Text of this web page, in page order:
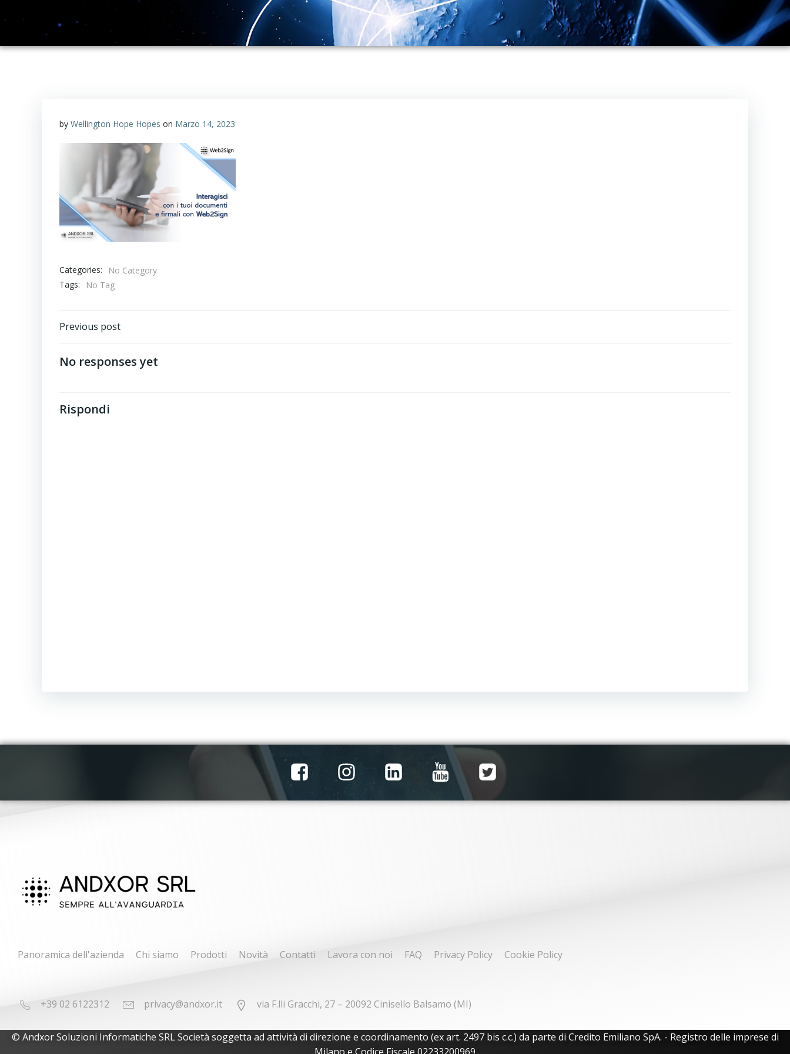
by Wellington Hope Hopes on Marzo 14, 2023
Categories:
No Category
Tags:
No Tag
Post
navigation
Previous post
No responses yet
Rispondi
Panoramica dell'azienda Chi siamo Prodotti Novità Contatti Lavora con noi FAQ Privacy Policy Cookie Policy
+39 02 6122312 privacy@andxor.it via F.lli Gracchi, 27 – 20092 Cinisello Balsamo (MI)
© Andxor Soluzioni Informatiche SRL Società soggetta ad attività di direzione e coordinamento (ex art. 2497 bis c.c.) da parte di Credito Emiliano SpA. - Registro delle imprese di